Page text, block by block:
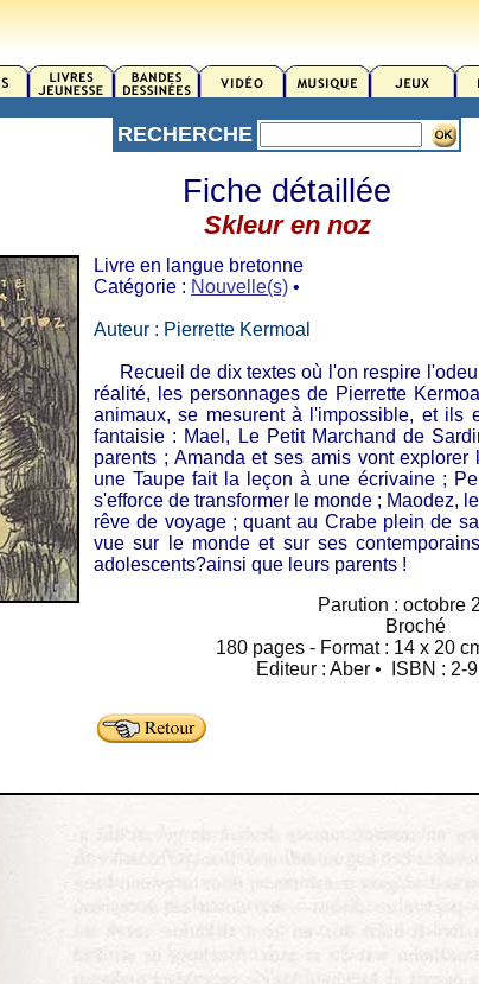
RECHERCHE
Fiche détaillée
Skleur en noz
Livre en langue bretonne
Catégorie : Nouvelle(s) •
Auteur : Pierrette Kermoal
Recueil de dix textes où l'on respire
réalité, les personnages de Pierrette
animaux, se mesurent à l'impossible, et ils
fantaisie : Mael, Le Petit Marchand de
parents ; Amanda et ses amis vont
une Taupe fait la leçon à une écrivaine ;
s'efforce de transformer le monde ; Maodez,
rêve de voyage ; quant au Crabe plein de
vue sur le monde et sur ses
adolescents?ainsi que leurs parents !
Parution : octobre
Broché
180 pages - Format : 14 x 20
Editeur : Aber • ISBN : 2-